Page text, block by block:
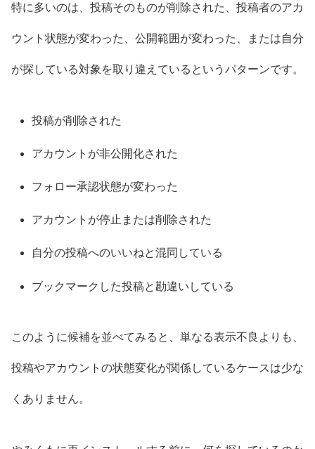
特に多いのは、投稿そのものが削除された、投稿者のアカ
ウント状態が変わった、公開範囲が変わった、または自分
が探している対象を取り違えているというパターンです。
投稿が削除された
アカウントが非公開化された
フォロー承認状態が変わった
アカウントが停止または削除された
自分の投稿へのいいねと混同している
ブックマークした投稿と勘違いしている
このように候補を並べてみると、単なる表示不良よりも、
投稿やアカウントの状態変化が関係しているケースは少な
くありません。